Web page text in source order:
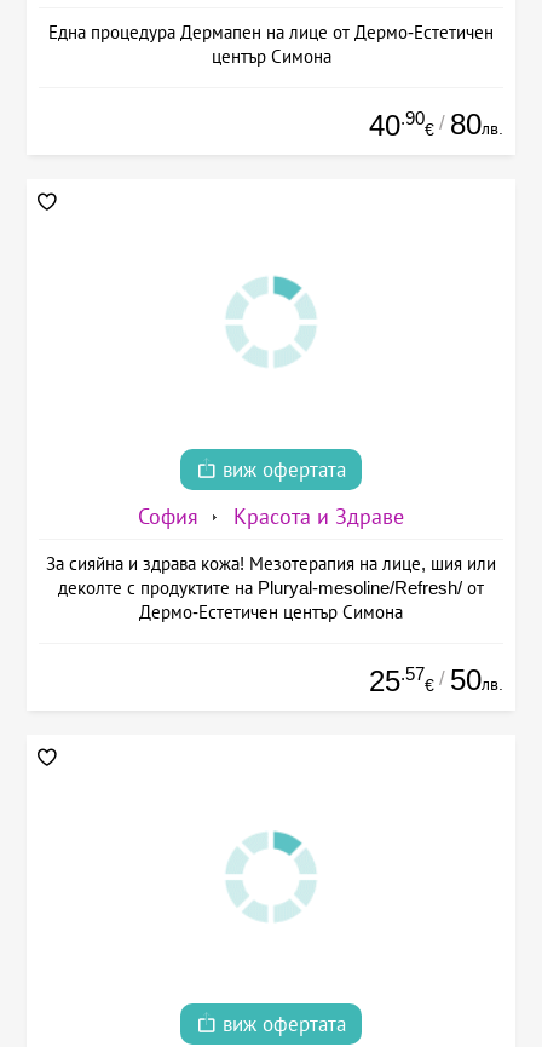
Една процедура Дермапен на лице от Дермо-Естетичен
център Симона
40.90
€ / 80лв.
виж офертата
София Красота и Здраве
За сияйна и здрава кожа! Мезотерапия на лице, шия или
деколте с продуктите на Pluryal-mesoline/Refresh/ от
Дермо-Естетичен център Симона
25.57
€ / 50лв.
виж офертата